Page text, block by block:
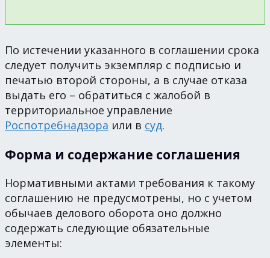
По истечении указанного в соглашении срока
следует получить экземпляр с подписью и
печатью второй стороны, а в случае отказа
выдать его – обратиться с жалобой в
территориальное управление
Роспотребнадзора или в суд.
Форма и содержание соглашения
Нормативными актами требования к такому
соглашению не предусмотрены, но с учетом
обычаев делового оборота оно должно
содержать следующие обязательные
элементы: